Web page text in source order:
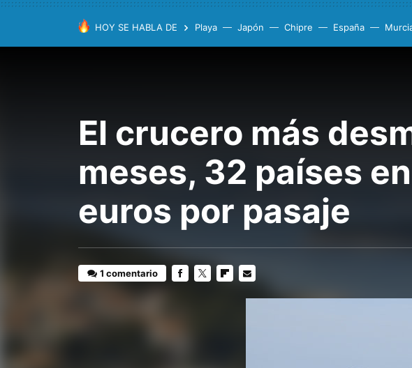
HOY SE HABLA DE Playa Japón Chipre España
El crucero más
meses, 32 países
euros por pasaje
1 comentario